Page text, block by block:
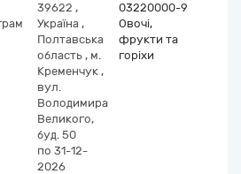
39622 ,
Україна ,
Полтавська
область , м.
Кременчук ,
вул.
Володимира
Великого,
буд. 50
по 31-12-
2026
03220000-9
Овочі,
фрукти та
горіхи